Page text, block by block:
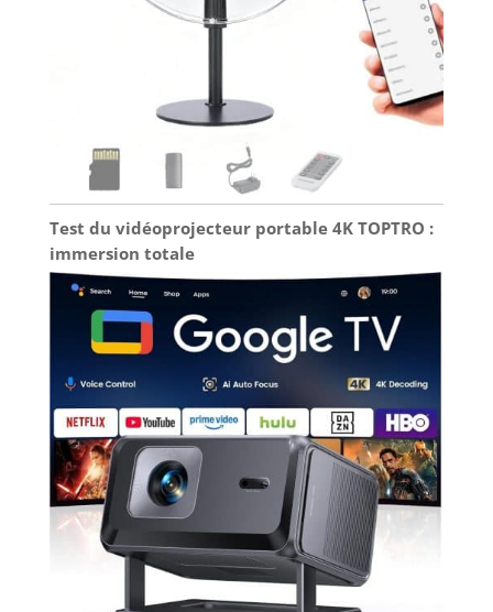
Ans】Il y a un trou de vis de 1/4 pouce au bas du
projecteur, qui prend en charge la projection
polyvalente sur le bureau/mur/au plafond. Et le
vidéoprojecteur courte focale ne pèse que 0,6kg,
facile à transporter et s'adapte à vos différents
scénarios d'utilisation et contraintes d'espace. En
cas de problème avec le vidéoprojecteur extérieur
4k iWIMIUS S29, veuillez consulter notre SAV dans
Test du vidéoprojecteur portable 4K TOPTRO :
immersion totale